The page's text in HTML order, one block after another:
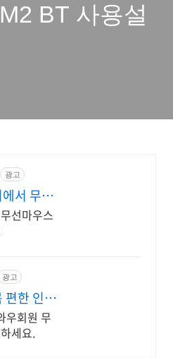
BT 사용설
광고
서 무선
선마우스
광고
편한 인체
우회원 무
세요.